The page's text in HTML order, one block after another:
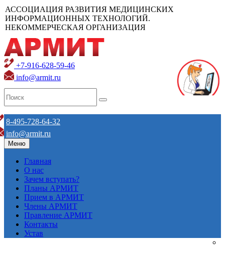
АССОЦИАЦИЯ РАЗВИТИЯ МЕДИЦИНСКИХ
ИНФОРМАЦИОННЫХ ТЕХНОЛОГИЙ.
НЕКОММЕРЧЕСКАЯ ОРГАНИЗАЦИЯ
+7-916-628-59-46
info@armit.ru
8-495-728-64-32
info@armit.ru
Меню
Главная
О нас
Зачем вступать?
Планы АРМИТ
Прием в АРМИТ
Члены АРМИТ
Правление АРМИТ
Контакты
Устав